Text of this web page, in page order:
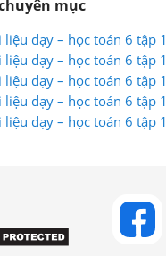
mục
dạy – học toán 6 tập 1
dạy – học toán 6 tập 1
dạy – học toán 6 tập 1
dạy – học toán 6 tập 1
dạy – học toán 6 tập 1